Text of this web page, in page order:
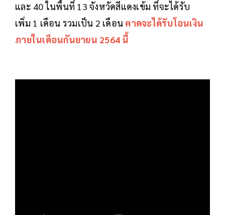
และ 40 ในพื้นที่ 13 จังหวัดสีแดงเข้ม ที่จะได้รับ
เพิ่ม 1 เดือน รวมเป็น 2 เดือน คาดจะได้รับโอนเงิน
ภายในเดือนกันยายน 2564 นี้